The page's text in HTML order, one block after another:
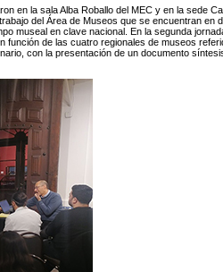
en la sala Alba Roballo del MEC y en la sede
del Área de Museos que se encuentran en
museal en clave nacional. En la segunda
de las cuatro regionales de museos
con la presentación de un documento